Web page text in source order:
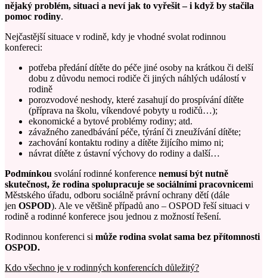
nějaký problém, situaci a neví jak to vyřešit – i když by stačila
pomoc rodiny.
Nejčastější situace v rodině, kdy je vhodné svolat rodinnou
konfereci:
potřeba předání dítěte do péče jiné osoby na krátkou či delší
dobu z důvodu nemoci rodiče či jiných náhlých událostí v
rodině
porozvodové neshody, které zasahují do prospívání dítěte
(příprava na školu, víkendové pobyty u rodičů…);
ekonomické a bytové problémy rodiny; atd.
závažného zanedbávání péče, týrání či zneužívání dítěte;
zachování kontaktu rodiny a dítěte žijícího mimo ni;
návrat dítěte z ústavní výchovy do rodiny a další…
Podmínkou svolání rodinné konference nemusí být nutně
skutečnost, že rodina spolupracuje se sociálními pracovnicemi
Městského úřadu, odboru sociálně právní ochrany dětí (dále
jen OSPOD). Ale ve většině případů ano – OSPOD řeší situaci v
rodině a rodinné konferece jsou jednou z možností řešení.
Rodinnou konferenci si může rodina svolat sama bez přítomnosti
OSPOD.
Kdo všechno je v rodinných konferencích důležitý?